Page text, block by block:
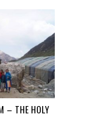
– THE HOLY